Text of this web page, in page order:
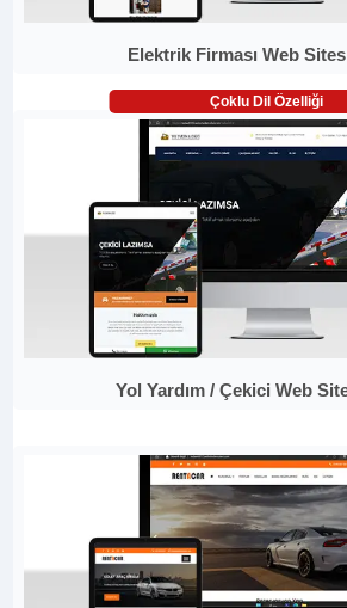
Elektrik Firması Web
Çoklu Dil Özelliği
Yol Yardım / Çekici Web